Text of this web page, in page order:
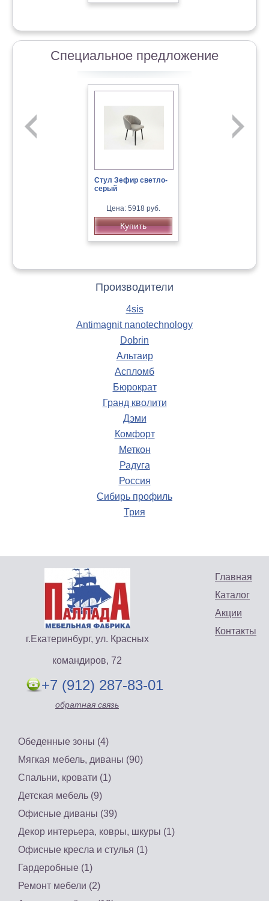
Диван « Угол Арта 1»
Трос 1,5 премиум 500мм
«Еврокомфорт 7»
Цена: 16500 руб.
Купить
Паллада
Цена: 12500 руб.
Купить
Цена: 16500 руб.
Купить
Специальное предложение
Стул Зефир светло-
серый
Цена: 5918 руб.
Купить
Стул Челси АГ серый
Цена: 5318 руб.
Купить
диваны
Производители
4sis
Antimagnit nanotechnology
Dobrin
Альтаир
Аспломб
Бюрократ
Гранд кволити
Дэми
Комфорт
Меткон
Радуга
Россия
Сибирь профиль
Трия
Главная
Каталог
Акции
Контакты
г.Екатеринбург, ул. Красных
командиров, 72
+7 (912) 287-83-01
обратная связь
Обеденные зоны (4)
Мягкая мебель, диваны (90)
Спальни, кровати (1)
Детская мебель (9)
Офисные диваны (39)
Декор интерьера, ковры, шкуры (1)
Офисные кресла и стулья (1)
Гардеробные (1)
Ремонт мебели (2)